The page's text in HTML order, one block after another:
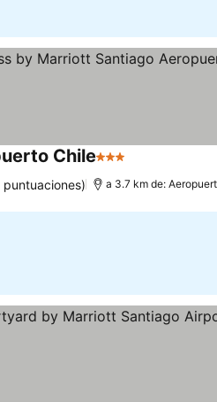
Chile3 Estrellas
puntuaciones) a 3.7 km de: